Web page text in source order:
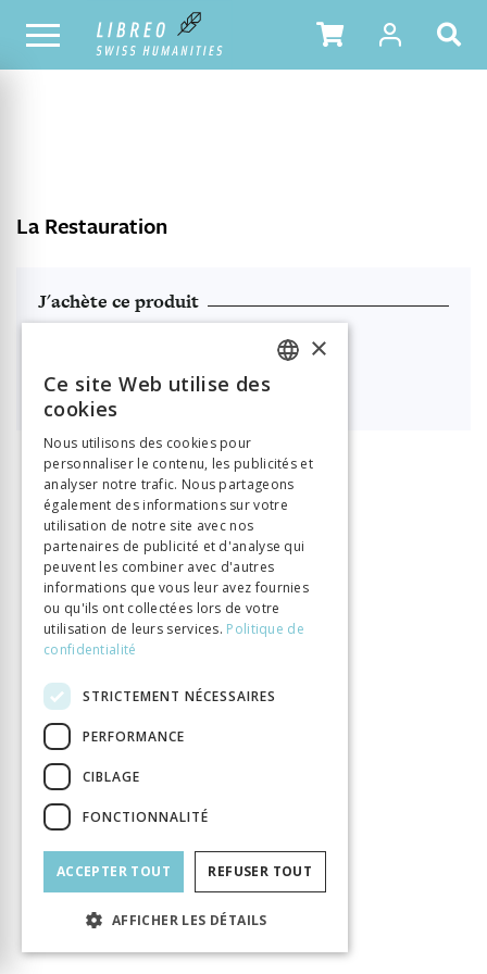
NOTRE CATALOGUE TABLE DES MATIÈRES
La Restauration
J'achète ce produit
38.00 
INFORMATION
Auteur
Chenevière Guillaume
Éditeur
Labor et Fides
9782830914498
Langue
Français
Nombre de pages
416
Parution
Thème
Lumières
Format
Type de livre
Monographie
ITALIAN
×
Ce site Web utilise des
cookies
Nous utilisons des cookies pour
personnaliser le contenu, les publicités et
analyser notre trafic. Nous partageons
également des informations sur votre
utilisation de notre site avec nos
partenaires de publicité et d'analyse qui
peuvent les combiner avec d'autres
informations que vous leur avez fournies
ou qu'ils ont collectées lors de votre
utilisation de leurs services. Politique de
confidentialité
STRICTEMENT NÉCESSAIRES
PERFORMANCE
CIBLAGE
FONCTIONNALITÉ
ACCEPTER TOUT REFUSER TOUT
AFFICHER LES DÉTAILS